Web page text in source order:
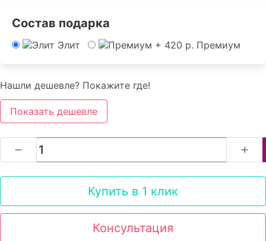
Состав подарка
Элит Премиум
Нашли дешевле? Покажите где!
Показать дешевле
Купить в 1 клик
Консультация